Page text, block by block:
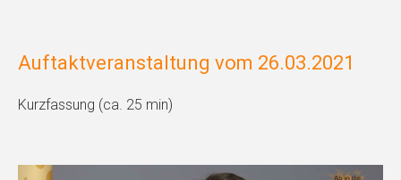
Auftaktveranstaltung vom 26.03.2021
Kurzfassung (ca. 25 min)